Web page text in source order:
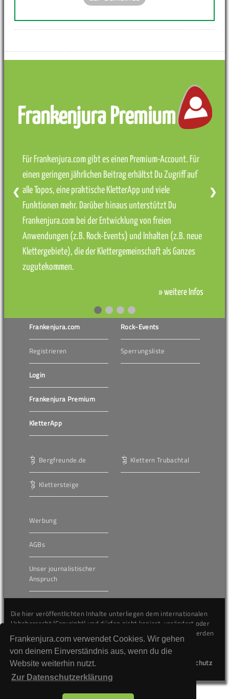
Frankenjura.com verwendet Cookies. Wir gehen
von deinem Einverständnis aus, wenn du die
Website weiterhin nutzt.
Zur Datenschutzerklärung
Frankenjura Premium
Für Frankenjura.com gibt es einen Premium-Account. Für
einen geringen jährlichen Beitrag erhältst Du Zugriff auf
alle Topos, eine praktische KletterApp und viele
Funktionen mehr. Darüber hinaus unterstützt Du
Frankenjura.com bei der Entwicklung von freien
Anwendungen (z.B. Rock-Events) und Inhalten (z.B. neue
Klettergebiete), die der Klettergemeinschaft als Ganzes
zugutekommen.
» weitere Infos
❮ ❯
Frankenjura.com
Registrieren
Login
Frankenjura Premium
KletterApp
Rock-Events
Sperrungsliste
Bergfreunde.de
Klettersteige
Klettern Trubachtal
Werbung
AGBs
Unser journalistischer
Anspruch
Die hier veröffentlichten Inhalte unterliegen dem internationalen
Urheberrecht (Copyright) und dürfen nicht kopiert, verändert oder
unverändert wiederveröffentlicht werden. Gegen Verstöße werden
wir auf juristischem Wege vorgehen.
Datenschutz